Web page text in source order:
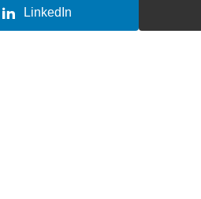
LinkedIn